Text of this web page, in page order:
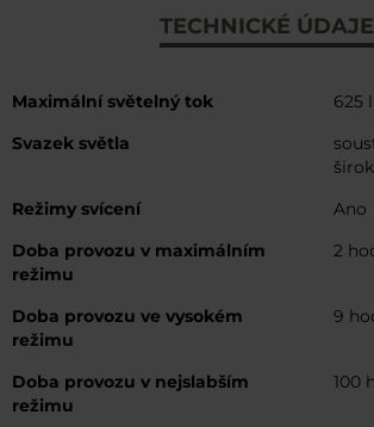
TECHNICKÉ ÚDAJE
Více
Maximální světelný tok
625
Svazek světla
Režimy svícení
Ano
Doba provozu v maximálním
režimu
2
Doba provozu ve vysokém
režimu
9
Doba provozu v nejslabším
režimu
100